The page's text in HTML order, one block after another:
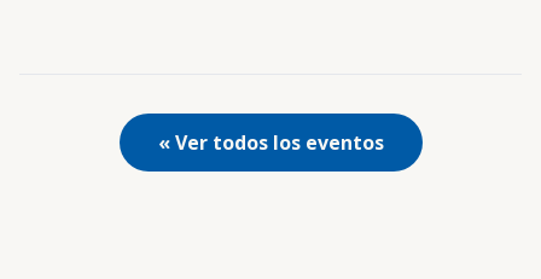
« Ver todos los eventos